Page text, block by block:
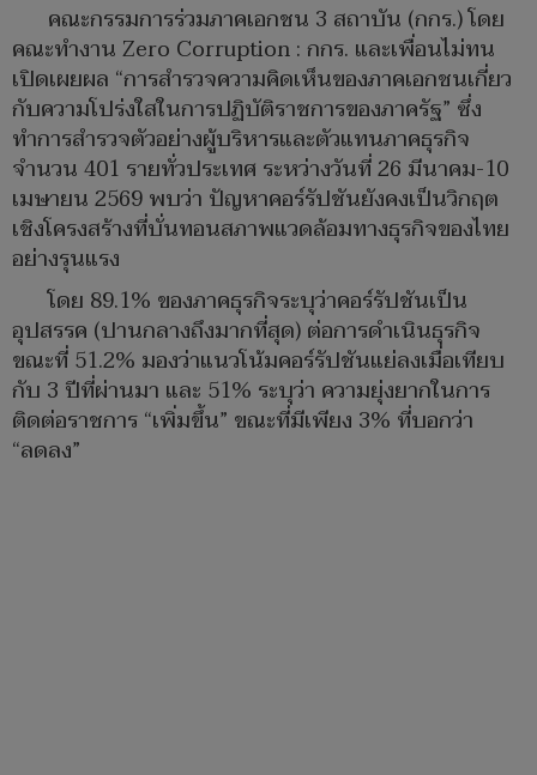
คณะกรรมการร่วมภาคเอกชน 3 สถาบัน (กกร.) โดย
คณะทำงาน Zero Corruption : กกร. และเพื่อนไม่ทน
เปิดเผยผล “การสำรวจความคิดเห็นของภาคเอกชนเกี่ยว
กับความโปร่งใสในการปฏิบัติราชการของภาครัฐ” ซึ่ง
ทำการสำรวจตัวอย่างผู้บริหารและตัวแทนภาคธุรกิจ
จำนวน 401 รายทั่วประเทศ ระหว่างวันที่ 26 มีนาคม-10
เมษายน 2569 พบว่า ปัญหาคอร์รัปชันยังคงเป็นวิกฤต
เชิงโครงสร้างที่บั่นทอนสภาพแวดล้อมทางธุรกิจของไทย
อย่างรุนแรง
โดย 89.1% ของภาคธุรกิจระบุว่าคอร์รัปชันเป็น
อุปสรรค (ปานกลางถึงมากที่สุด) ต่อการดำเนินธุรกิจ
ขณะที่ 51.2% มองว่าแนวโน้มคอร์รัปชันแย่ลงเมื่อเทียบ
กับ 3 ปีที่ผ่านมา และ 51% ระบุว่า ความยุ่งยากในการ
ติดต่อราชการ “เพิ่มขึ้น” ขณะที่มีเพียง 3% ที่บอกว่า
“ลดลง”